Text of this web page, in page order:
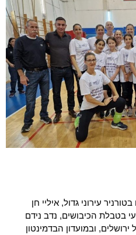
עירוני גדול, איליי חן
בטבלת הכיבושים, נדב נידם
ובמועדון הבדמינטון